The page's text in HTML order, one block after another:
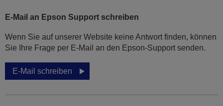
E-Mail an Epson Support schreiben
Wenn Sie auf unserer Website keine Antwort finden, können
Sie Ihre Frage per E-Mail an den Epson-Support senden.
E-Mail schreiben